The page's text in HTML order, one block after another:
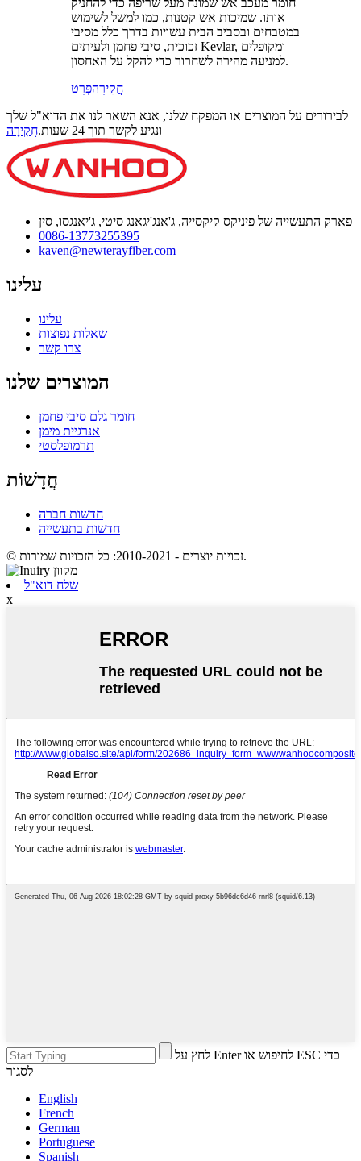
חומר מעכב אש שמונח מעל שריפה כדי להחניק
אותו. שמיכות אש קטנות, כמו למשל לשימוש
במטבחים ובסביב הבית עשויות בדרך כלל מסיבי
זכוכית, סיבי פחמן ולעיתים Kevlar, ומקופלים
למניעה מהירה לשחרור כדי להקל על האחסון.
חֲקִירָהפְּרָט
לבירורים על המוצרים או המפקח שלנו, אנא השאר לנו את הדוא"ל שלך
ונגיע לקשר תוך 24 שעות.
חֲקִירָה
פארק התעשייה של פיניקס קיקסייה, ג'אנג'יגאנג סיטי, ג'יאנגסו, סין
0086-13773255395
kaven@newterayfiber.com
עלינו
עלינו
שאלות נפוצות
צרו קשר
המוצרים שלנו
חומר גלם סיבי פחמן
אנרגיית מימן
תרמופלסטי
חֲדָשׁוֹת
חדשות חברה
חדשות בתעשייה
© זכויות יוצרים - 2010-2021: כל הזכויות שמורות.
שלח דוא"ל
x
לחץ על Enter לחיפוש או ESC כדי
לסגור
English
French
German
Portuguese
Spanish